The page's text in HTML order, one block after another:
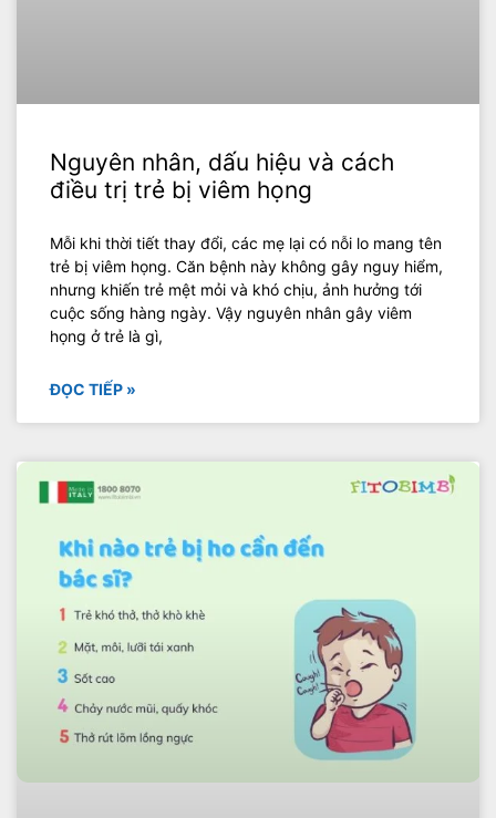
Nguyên nhân, dấu hiệu và cách
điều trị trẻ bị viêm họng
Mỗi khi thời tiết thay đổi, các mẹ lại có nỗi lo mang tên
trẻ bị viêm họng. Căn bệnh này không gây nguy hiểm,
nhưng khiến trẻ mệt mỏi và khó chịu, ảnh hưởng tới
cuộc sống hàng ngày. Vậy nguyên nhân gây viêm
họng ở trẻ là gì,
ĐỌC TIẾP »